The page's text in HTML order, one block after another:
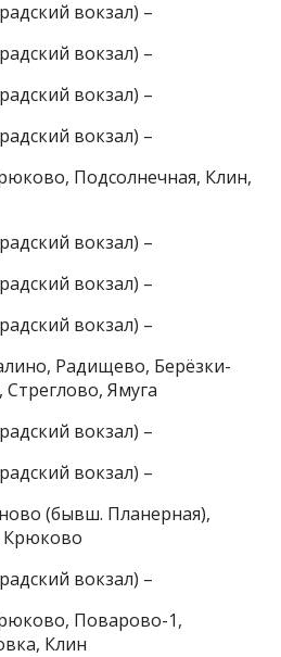
вокзал) –
вокзал) –
вокзал) –
вокзал) –
Подсолнечная, Клин,
вокзал) –
вокзал) –
вокзал) –
Радищево, Берёзки-
Ямуга
вокзал) –
вокзал) –
(бывш. Планерная),
Крюково
вокзал) –
Поварово-1,
Клин